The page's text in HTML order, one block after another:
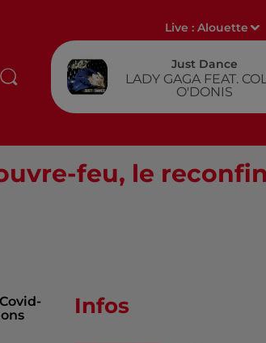
Live :Alouette
Just Dance
LADY GAGA FEAT.
O'DONIS
feu, le
Infos